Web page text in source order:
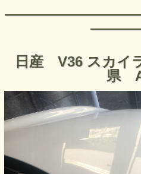
日産 V36 スカ
県